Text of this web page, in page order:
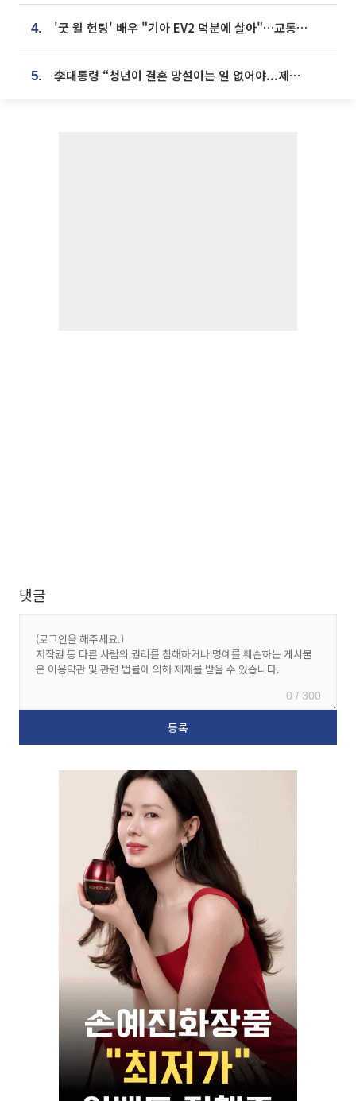
4. '굿 윌 헌팅' 배우 "기아 EV2 덕분에 살아"…교통사고 후 안전성 극찬
5. 李대통령 “청년이 결혼 망설이는 일 없어야...제도상 불이익 조사”
댓글
0 / 300